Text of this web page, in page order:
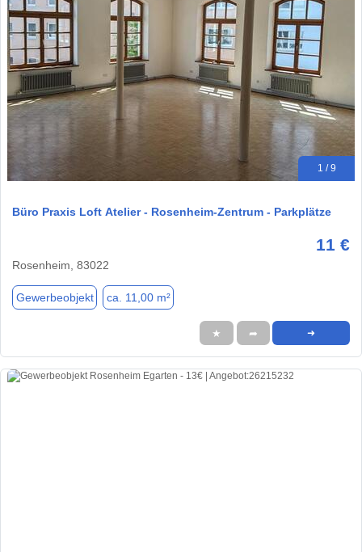
1 / 9
Büro Praxis Loft Atelier - Rosenheim-Zentrum - Parkplätze
11 €
Rosenheim, 83022
Gewerbeobjekt ca. 11,00 m²
★ ➦ ➜